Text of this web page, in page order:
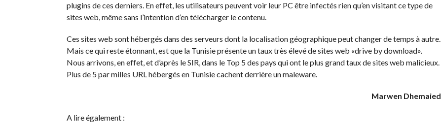
plugins de ces derniers. En effet, les utilisateurs peuvent voir leur PC être infectés rien qu’en visitant ce type de
sites web, même sans l’intention d’en télécharger le contenu.
Ces sites web sont hébergés dans des serveurs dont la localisation géographique peut changer de temps à autre.
Mais ce qui reste étonnant, est que la Tunisie présente un taux très élevé de sites web «drive by download».
Nous arrivons, en effet, et d’après le SIR, dans le Top 5 des pays qui ont le plus grand taux de sites web malicieux.
Plus de 5 par milles URL hébergés en Tunisie cachent derrière un maleware.
Marwen Dhemaied
A lire également :